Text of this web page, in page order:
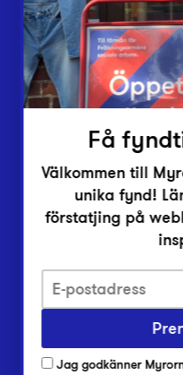
Inlämningsplatser
Om Myrorna
Lediga jobb
Pressrum
Integritetsskyddspolicy
Har du frågor om onlineköp,
Har du frågor om vår
Få
Välkommen till
unika fynd!
förstatjing på
Jag godkänner